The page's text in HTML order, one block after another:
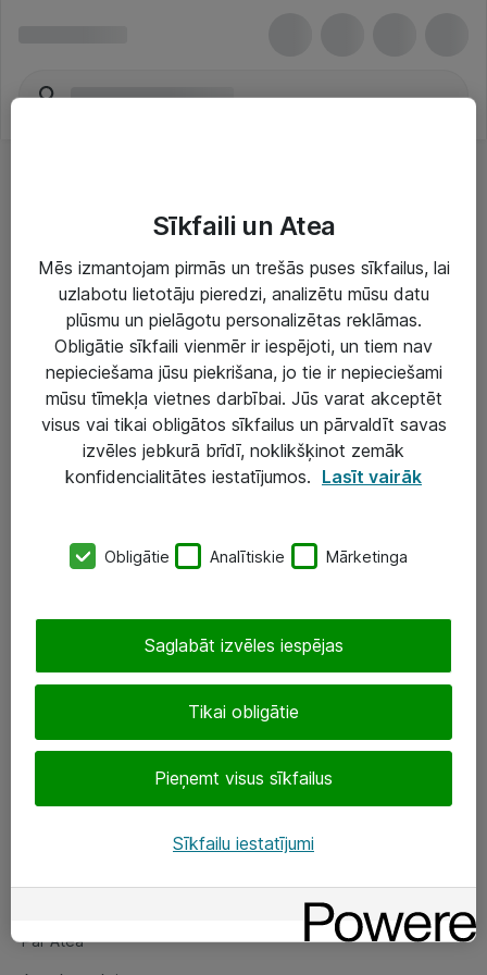
Risinājumi & Pakalpojumi
IT serviss un atbalsts
IT infrastruktūra
Darba vietu IT risinājumi
Serveri un datu centri
SIA „ATEA”
eShop@atea.lv
Sekojiet mums
Par Atea
Par Atea
Sīkfaili un Atea
Mēs izmantojam pirmās un trešās puses sīkfailus, lai
uzlabotu lietotāju pieredzi, analizētu mūsu datu
plūsmu un pielāgotu personalizētas reklāmas.
Obligātie sīkfaili vienmēr ir iespējoti, un tiem nav
nepieciešama jūsu piekrišana, jo tie ir nepieciešami
mūsu tīmekļa vietnes darbībai. Jūs varat akceptēt
visus vai tikai obligātos sīkfailus un pārvaldīt savas
izvēles jebkurā brīdī, noklikšķinot zemāk
konfidencialitātes iestatījumos. Lasīt vairāk
Obligātie Analītiskie Mārketinga
Tikai obligātie
Pieņemt visus sīkfailus
Saglabāt izvēles iespējas
Sīkfailu iestatījumi